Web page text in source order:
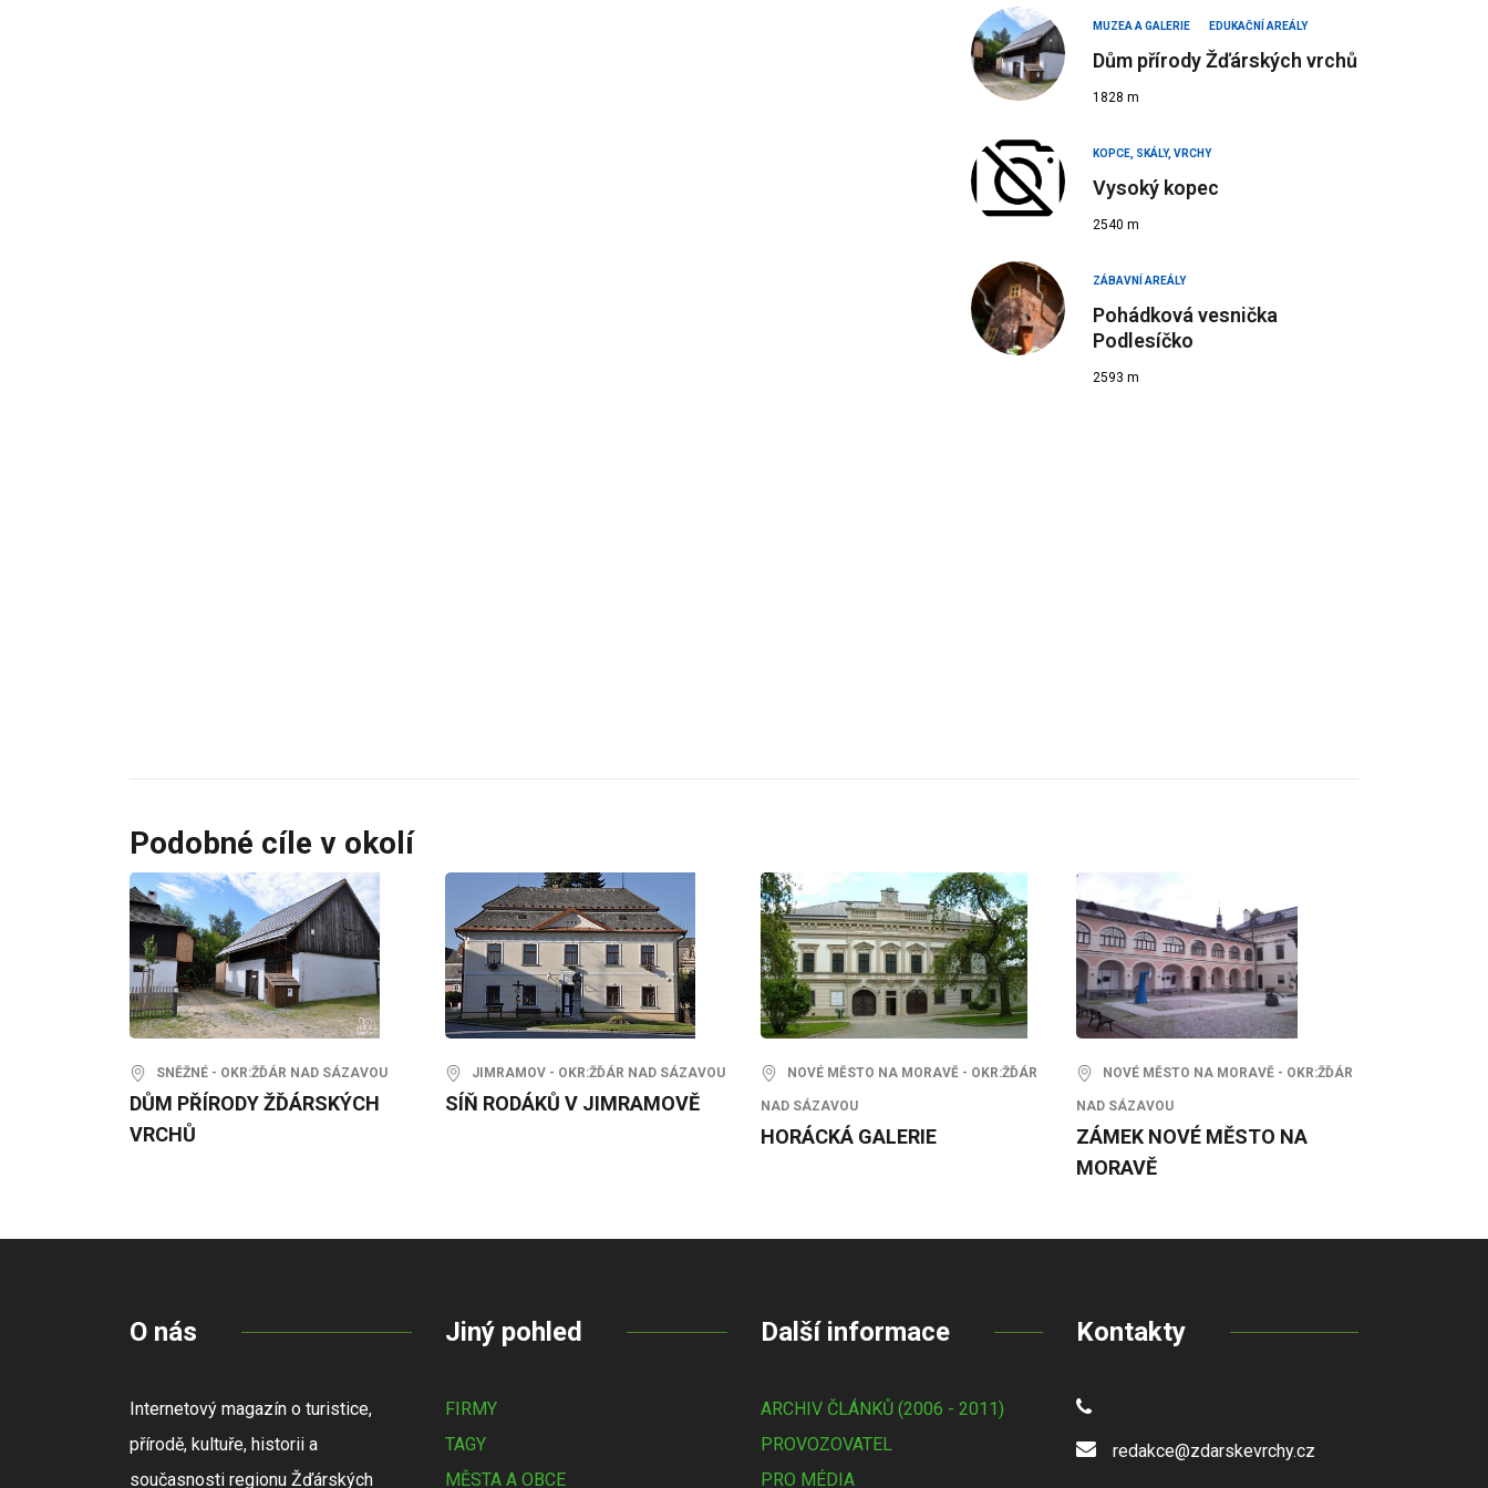
MUZEA A GALERIE EDUKAČNÍ AREÁLY
Dům přírody Žďárských vrchů
1828 m
KOPCE, SKÁLY, VRCHY
Vysoký kopec
2540 m
ZÁBAVNÍ AREÁLY
Pohádková vesnička
Podlesíčko
2593 m
Podobné cíle v okolí
SNĚŽNÉ - OKR:ŽĎÁR NAD SÁZAVOU
DŮM PŘÍRODY ŽĎÁRSKÝCH
VRCHŮ
JIMRAMOV - OKR:ŽĎÁR NAD SÁZAVOU
SÍŇ RODÁKŮ V JIMRAMOVĚ
NOVÉ MĚSTO NA MORAVĚ - OKR:ŽĎÁR
NAD SÁZAVOU
HORÁCKÁ GALERIE
NOVÉ MĚSTO NA MORAVĚ - OKR:ŽĎÁR
NAD SÁZAVOU
ZÁMEK NOVÉ MĚSTO NA
MORAVĚ
O nás
Internetový magazín o turistice,
přírodě, kultuře, historii a
současnosti regionu Žďárských
Jiný pohled
FIRMY
TAGY
MĚSTA A OBCE
Další informace
ARCHIV ČLÁNKŮ (2006 - 2011)
PROVOZOVATEL
PRO MÉDIA
Kontakty
redakce@zdarskevrchy.cz